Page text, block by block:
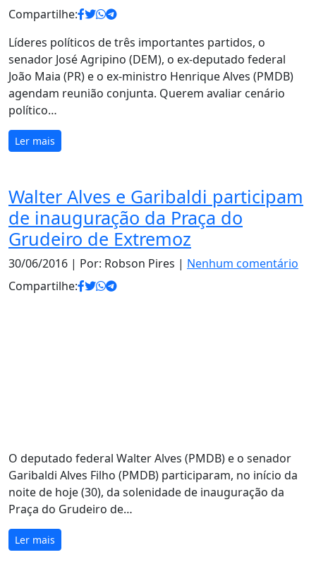
Compartilhe:
Líderes políticos de três importantes partidos, o
senador José Agripino (DEM), o ex-deputado federal
João Maia (PR) e o ex-ministro Henrique Alves (PMDB)
agendam reunião conjunta. Querem avaliar cenário
político…
Ler mais
Walter Alves e Garibaldi participam
de inauguração da Praça do
Grudeiro de Extremoz
30/06/2016 | Por: Robson Pires | Nenhum comentário
Compartilhe:
O deputado federal Walter Alves (PMDB) e o senador
Garibaldi Alves Filho (PMDB) participaram, no início da
noite de hoje (30), da solenidade de inauguração da
Praça do Grudeiro de…
Ler mais